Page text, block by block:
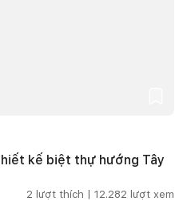
kế biệt thự hướng Tây
2 lượt thích | 12.282 lượt xem